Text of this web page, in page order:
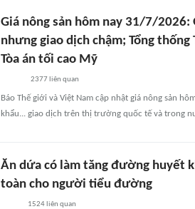
Giá nông sản hôm nay 31/7/2026:
nhưng giao dịch chậm; Tổng
Tòa án tối cao Mỹ
2377 liên quan
Báo Thế giới và Việt Nam cập nhật giá nông sản
khẩu... giao dịch trên thị trường quốc tế và trong
Ăn dứa có làm tăng đường huyết
toàn cho người tiểu đường
1524 liên quan